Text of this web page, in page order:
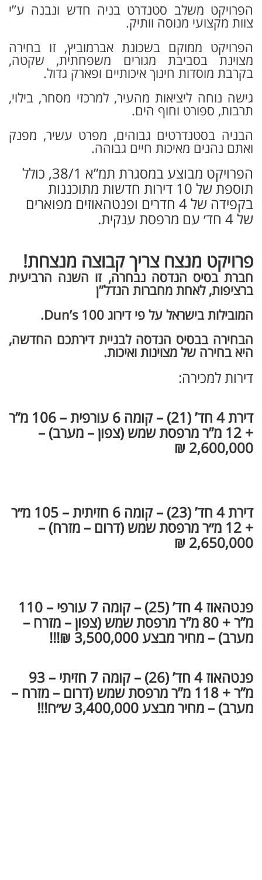
הפרויקט משלב סטנדרט בניה חדש ונבנה ע”י
צוות מקצועי מנוסה וותיק.
הפרויקט ממוקם בשכונת אברמוביץ, זו בחירה
מצוינת בסביבת מגורים משפחתית, שקטה,
בקרבת מוסדות חינוך איכותיים ופארק גדול.
גישה נוחה ליציאות מהעיר, למרכזי מסחר, בילוי,
תרבות, ספורט וחוף הים.
הבניה בסטנדרטים גבוהים, מפרט עשיר, מפנק
ואתם נהנים מאיכות חיים גבוהה.
הפרויקט מבוצע במסגרת תמ”א 38/1, כולל
תוספת של 10 דירות חדשות מתוכננות
בקפידה של 4 חדרים ופנטהאוזים מפוארים
של 4 חד׳ עם מרפסת ענקית.
פרויקט מנצח צריך קבוצה מנצחת!
חברת בסיס הנדסה נבחרה, זו השנה הרביעית
ברציפות, לאחת מחברות הנדל”ן
המובילות בישראל על פי דירוג 100 Dun’s.
הבחירה בבסיס הנדסה לבניית דירתכם החדשה,
היא בחירה של מצוינות ואיכות.
דירות למכירה:
דירת 4 חד’ (21) – קומה 6 עורפית – 106 מ”ר
+ 12 מ”ר מרפסת שמש (צפון – מערב) –
2,600,000 ₪
דירת 4 חד’ (23) – קומה 6 חזיתית – 105 מ״ר
+ 12 מ״ר מרפסת שמש (דרום – מזרח) –
2,650,000 ₪
פנטהאוז 4 חד’ (25) – קומה 7 עורפי – 110
מ”ר + 80 מ”ר מרפסת שמש (צפון – מזרח –
מערב) – מחיר מבצע 3,500,000 ₪!!!
פנטהאוז 4 חד’ (26) – קומה 7 חזיתי – 93
מ”ר + 118 מ”ר מרפסת שמש (דרום – מזרח –
מערב) – מחיר מבצע 3,400,000 ש״ח!!!